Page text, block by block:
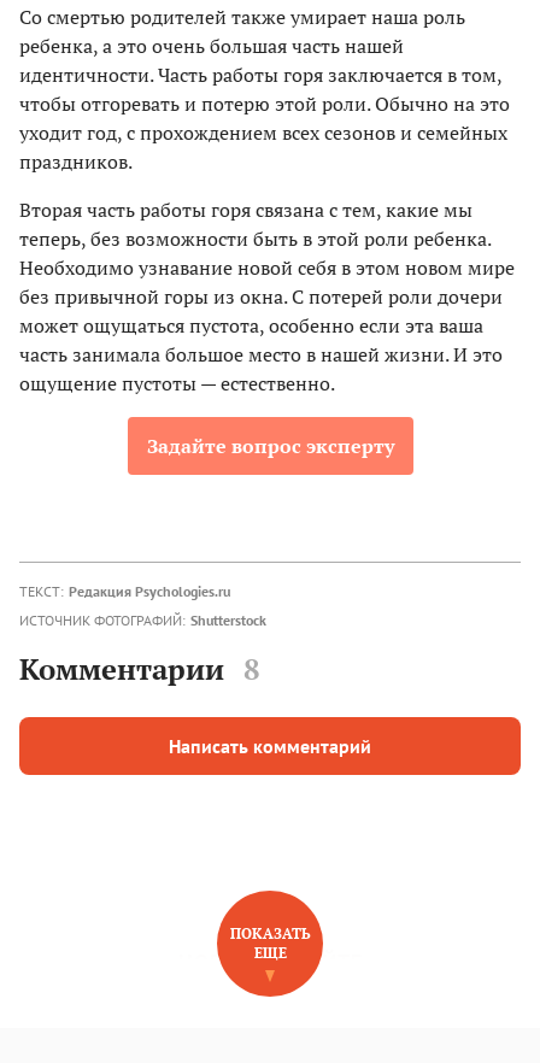
Со смертью родителей также умирает наша роль
ребенка, а это очень большая часть нашей
идентичности. Часть работы горя заключается в том,
чтобы отгоревать и потерю этой роли. Обычно на это
уходит год, с прохождением всех сезонов и семейных
праздников.
Вторая часть работы горя связана с тем, какие мы
теперь, без возможности быть в этой роли ребенка.
Необходимо узнавание новой себя в этом новом мире
без привычной горы из окна. С потерей роли дочери
может ощущаться пустота, особенно если эта ваша
часть занимала большое место в нашей жизни. И это
ощущение пустоты — естественно.
Задайте вопрос эксперту
ТЕКСТ: Редакция Psychologies.ru
ИСТОЧНИК ФОТОГРАФИЙ: Shutterstock
Комментарии 8
Написать комментарий
НОВОЕ НА САЙТЕ
ПОКАЗАТЬ
ЕЩЕ